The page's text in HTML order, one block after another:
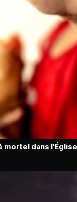
mortel dans l'Église